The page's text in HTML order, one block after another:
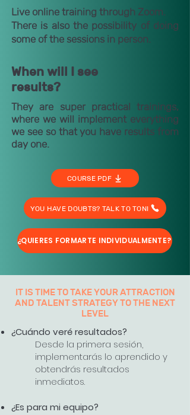
Live online training through Zoom.
There is also the possibility of doing
some of the sessions in person.
When will I see
results?
They are super practical trainings,
where we will implement everything
we see so that you have results from
day one.
COURSE PDF
YOU HAVE DOUBTS? TALK TO TONI
¿QUIERES FORMARTE INDIVIDUALMENTE?
IT IS TIME TO TAKE YOUR ATTRACTION
AND TALENT STRATEGY TO THE NEXT
LEVEL
¿Cuándo veré resultados?
Desde la primera sesión,
implementarás lo aprendido y
obtendrás resultados
inmediatos.
¿Es para mi equipo?